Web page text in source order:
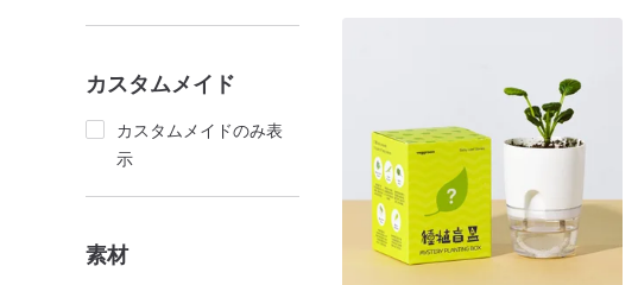
カスタムメイド
カスタムメイドのみ表
示
素材